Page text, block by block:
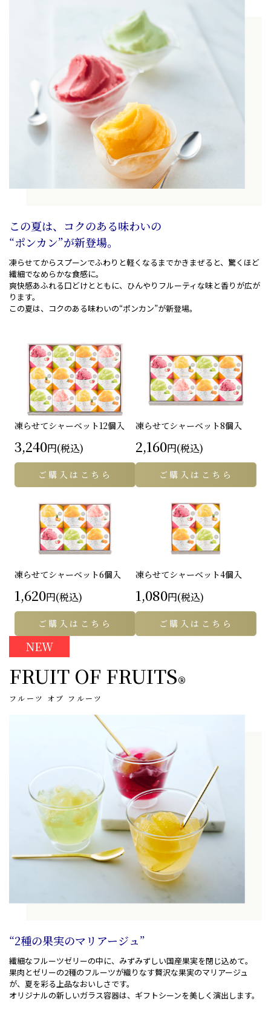
この夏は、コクのある味わいの
“ポンカン”が新登場。
凍らせてからスプーンでふわりと軽くなるまでかきまぜると、 驚くほど
繊細でなめらかな食感に。
爽快感あふれる口どけとともに、ひんやりフルーティな味と香りが広が
ります。
この夏は、コクのある味わいの“ポンカン”が新登場。
凍らせてシャーベット 12個入
3,240円(税込)
ご購入はこちら
凍らせてシャーベット8個入
2,160円(税込)
ご購入はこちら
凍らせてシャーベット6個入
1,620円(税込)
ご購入はこちら
凍らせてシャーベット4個入
1,080円(税込)
ご購入はこちら
NEW
FRUIT OF FRUITS®
フルーツ オブ フルーツ
“2種の果実のマリアージュ”
繊細なフルーツゼリーの中に、みずみずしい国産果実を閉じ込めて。
果肉とゼリーの2種のフルーツが織りなす贅沢な果実のマリアージュ
が、夏を彩る上品なおいしさです。
オリジナルの新しいガラス容器は、ギフトシーンを美しく演出します。